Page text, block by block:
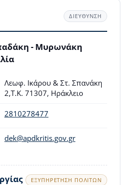
ΔΙΕΥΘΥΝΣΗ
- Μυρωνάκη
Λεωφ. Ικάρου & Στ. Σπανάκη
2,Τ.Κ. 71307, Ηράκλειο
2810278477
dek@apdkritis.gov.gr
ΕΞΥΠΗΡΈΤΗΣΗ ΠΟΛΙΤΏΝ